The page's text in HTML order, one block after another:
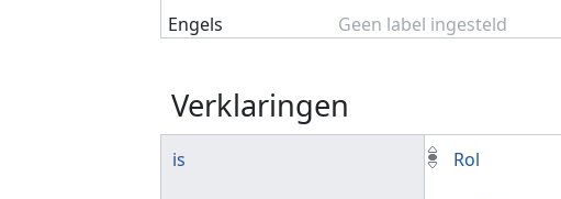
Engels
Geen label ingesteld
Verklaringen
is Rol